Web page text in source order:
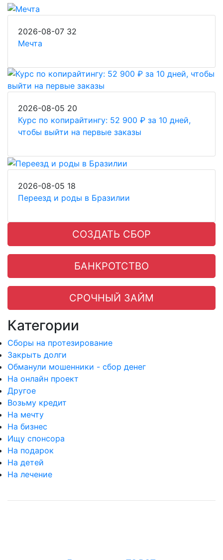
2026-08-07 32
Мечта
2026-08-05 20
Курс по копирайтингу: 52 900 ₽ за 10 дней,
чтобы выйти на первые заказы
2026-08-05 18
Переезд и роды в Бразилии
СОЗДАТЬ СБОР
БАНКРОТСТВО
СРОЧНЫЙ ЗАЙМ
Категории
Сборы на протезирование
Закрыть долги
Обманули мошенники - сбор денег
На онлайн проект
Другое
Возьму кредит
На мечту
На бизнес
Ищу спонсора
На подарок
На детей
На лечение